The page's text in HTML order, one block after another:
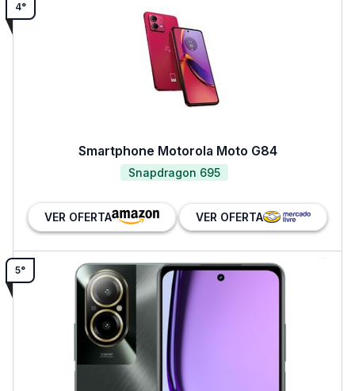
4°
Smartphone Motorola Moto G84
Snapdragon 695
VER OFERTA VER OFERTA
5°